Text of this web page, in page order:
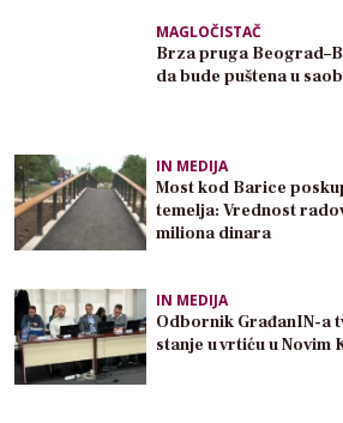
MAGLOČISTAČ
Brza pruga
da bude puštena u
IN MEDIJA
Most kod Barice
temelja: Vrednost
miliona dinara
IN MEDIJA
Odbornik GrađanIN-a
stanje u vrtiću u Novim